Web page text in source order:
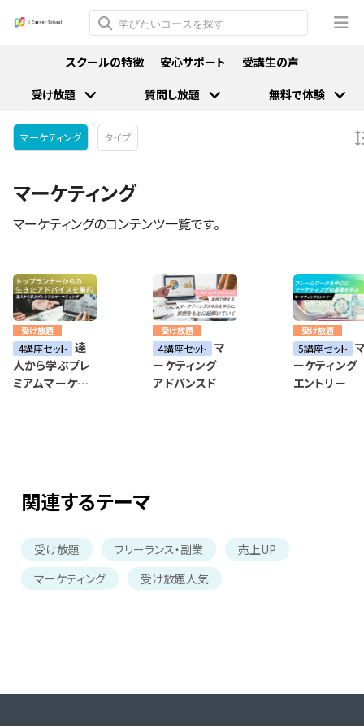
マーケティング タイプ
マーケティング
マーケティングのコンテンツ一覧です。
受け放題
4講座セット 達
人から学ぶプレ
ミアムマーケテ
受け放題
4講座セット マ
ーケティング
アドバンスド
受け放題
5講座セット
ーケティン
エントリー
関連するテーマ
受け放題 フリーランス・副業
売上UP
マーケティング
受け放題人気
スクールの特徴 安心サポート
受講生の声
受け放題
質問し放題 無料で体験